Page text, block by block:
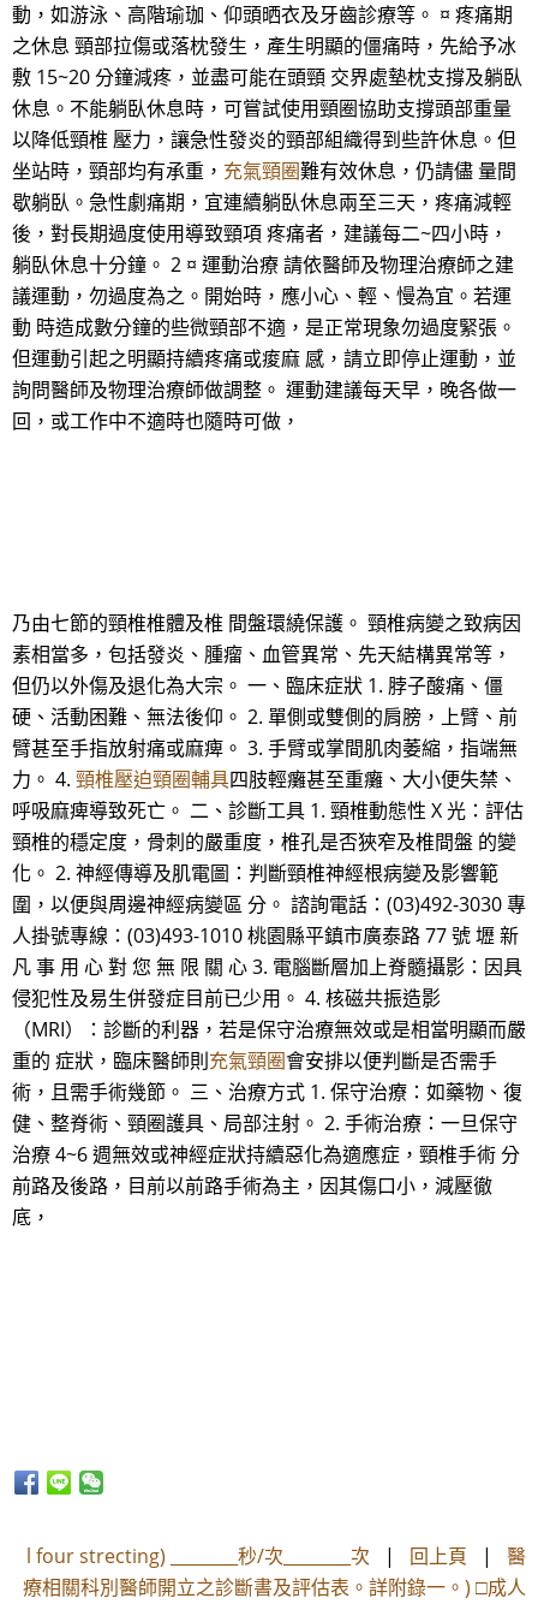
動，如游泳、高階瑜珈、仰頭晒衣及牙齒診療等。 ¤ 疼痛期
之休息 頸部拉傷或落枕發生，產生明顯的僵痛時，先給予冰
敷 15~20 分鐘減疼，並盡可能在頭頸 交界處墊枕支撐及躺臥
休息。不能躺臥休息時，可嘗試使用頸圈協助支撐頭部重量
以降低頸椎 壓力，讓急性發炎的頸部組織得到些許休息。但
坐站時，頸部均有承重， 充氣頸圈難有效休息，仍請儘 量間
歇躺臥。急性劇痛期，宜連續躺臥休息兩至三天，疼痛減輕
後，對長期過度使用導致頸項 疼痛者，建議每二~四小時，
躺臥休息十分鐘。 2 ¤ 運動治療 請依醫師及物理治療師之建
議運動，勿過度為之。開始時，應小心、輕、慢為宜。若運
動 時造成數分鐘的些微頸部不適，是正常現象勿過度緊張。
但運動引起之明顯持續疼痛或痠麻 感，請立即停止運動，並
詢問醫師及物理治療師做調整。 運動建議每天早，晚各做一
回，或工作中不適時也隨時可做，
乃由七節的頸椎椎體及椎 間盤環繞保護。 頸椎病變之致病因
素相當多，包括發炎、腫瘤、血管異常、先天結構異常等，
但仍以外傷及退化為大宗。 一、臨床症狀 1. 脖子酸痛、僵
硬、活動困難、無法後仰。 2. 單側或雙側的肩膀，上臂、前
臂甚至手指放射痛或麻痺。 3. 手臂或掌間肌肉萎縮，指端無
力。 4. 頸椎壓迫頸圈輔具四肢輕癱甚至重癱、大小便失禁、
呼吸麻痺導致死亡。 二、診斷工具 1. 頸椎動態性 X 光：評估
頸椎的穩定度，骨刺的嚴重度，椎孔是否狹窄及椎間盤 的變
化。 2. 神經傳導及肌電圖：判斷頸椎神經根病變及影響範
圍，以便與周邊神經病變區 分。 諮詢電話：(03)492-3030 專
人掛號專線：(03)493-1010 桃園縣平鎮市廣泰路 77 號 壢 新
凡 事 用 心 對 您 無 限 關 心 3. 電腦斷層加上脊髓攝影：因具
侵犯性及易生併發症目前已少用。 4. 核磁共振造影
（MRI）：診斷的利器，若是保守治療無效或是相當明顯而嚴
重的 症狀，臨床醫師則充氣頸圈會安排以便判斷是否需手
術，且需手術幾節。 三、治療方式 1. 保守治療：如藥物、復
健、整脊術、頸圈護具、局部注射。 2. 手術治療：一旦保守
治療 4~6 週無效或神經症狀持續惡化為適應症，頸椎手術 分
前路及後路，目前以前路手術為主，因其傷口小，減壓徹
底，
l four strecting) ________秒/次________次 | 回上頁 | 醫
療相關科別醫師開立之診斷書及評估表。詳附錄一。) □成人